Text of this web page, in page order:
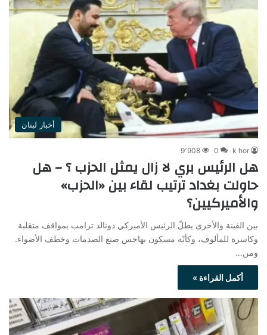
أخبار لبنان
k hor
0 9٬908
هل الرئيس بري لا زال يمثل الحزب ؟ – هل
حاولت بغداد ترتيب لقاء بين «الحزب»
والأميركيين؟
بين الفينة والأخرى يطلّ الرئيس الأميركي دونالد ترامب بمواقف متقلبة
وكاسرة للمألوف، وكأنّه مسكون بهاجس صنع الصدمات وخطف الأضواء.
ومن…
أكمل القراءة »